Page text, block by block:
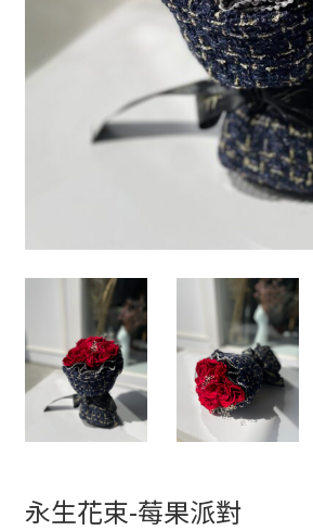
永生花束-莓果派對